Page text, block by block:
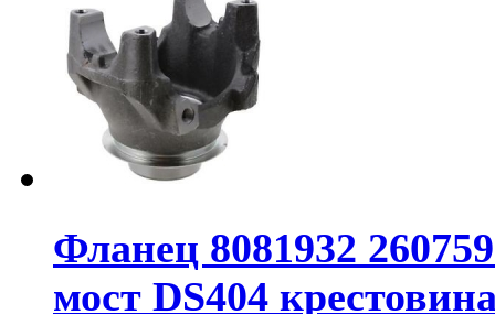
Фланец 8081932
мост DS404